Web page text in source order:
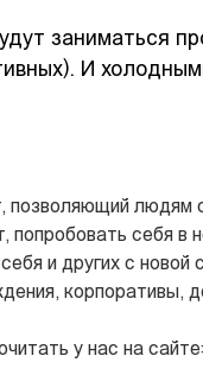
заниматься
И
людям
себя в
и других с
корпоративы,
у нас на сайте: